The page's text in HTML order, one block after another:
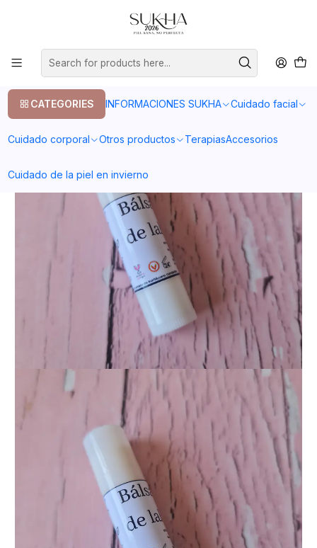
CATEGORIES INFORMACIONES SUKHA Cuidado facial
Cuidado corporal Otros productos TerapiasAccesorios
Cuidado de la piel en invierno
20% en tu primera compra con el codigo COMPRA1